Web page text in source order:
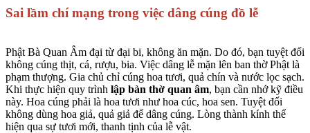
Sai lầm chí mạng trong việc dâng cúng đồ lễ
Phật Bà Quan Âm đại từ đại bi, không ăn mặn. Do đó, bạn tuyệt đối
không cúng thịt, cá, rượu, bia. Việc dâng lễ mặn lên ban thờ Phật là
phạm thượng. Gia chủ chỉ cúng hoa tươi, quả chín và nước lọc sạch.
Khi thực hiện quy trình lập bàn thờ quan âm, bạn cần nhớ kỹ điều
này. Hoa cúng phải là hoa tươi như hoa cúc, hoa sen. Tuyệt đối
không dùng hoa giả, quả giả để dâng cúng. Lòng thành kính thể
hiện qua sự tươi mới, thanh tịnh của lễ vật.